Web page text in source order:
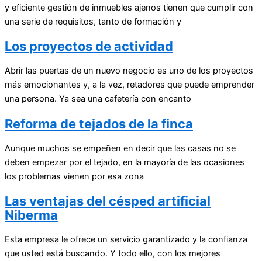
y eficiente gestión de inmuebles ajenos tienen que cumplir con
una serie de requisitos, tanto de formación y
Los proyectos de actividad
Abrir las puertas de un nuevo negocio es uno de los proyectos
más emocionantes y, a la vez, retadores que puede emprender
una persona. Ya sea una cafetería con encanto
Reforma de tejados de la finca
Aunque muchos se empeñen en decir que las casas no se
deben empezar por el tejado, en la mayoría de las ocasiones
los problemas vienen por esa zona
Las ventajas del césped artificial
Niberma
Esta empresa le ofrece un servicio garantizado y la confianza
que usted está buscando. Y todo ello, con los mejores